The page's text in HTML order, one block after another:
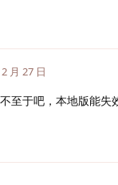
2 月 27 日
不至于吧，本地版能失